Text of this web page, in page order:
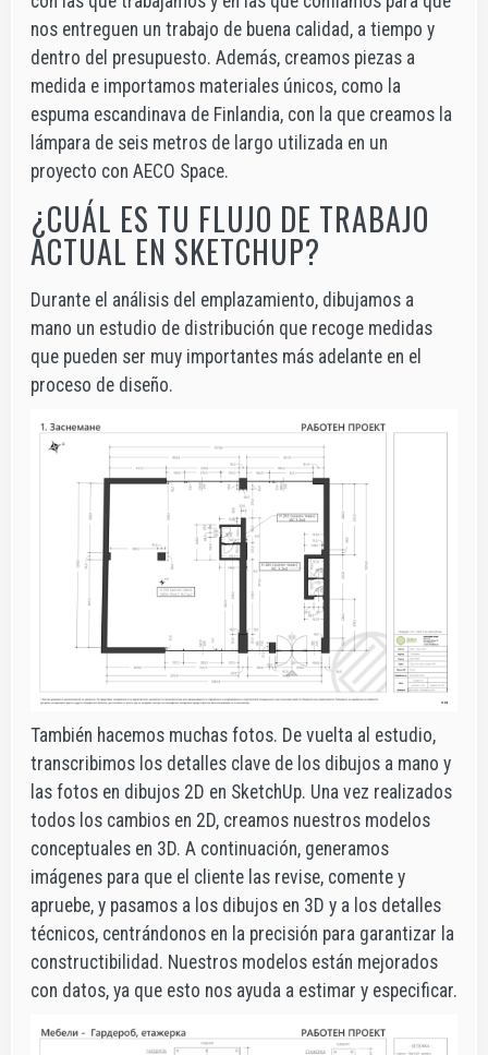
nos entreguen un trabajo de buena calidad, a tiempo y
dentro del presupuesto. Además, creamos piezas a
medida e importamos materiales únicos, como la
espuma escandinava de Finlandia, con la que creamos la
lámpara de seis metros de largo utilizada en un
proyecto con AECO Space.
¿CUÁL ES TU FLUJO DE TRABAJO
ACTUAL EN SKETCHUP?
Durante el análisis del emplazamiento, dibujamos a
mano un estudio de distribución que recoge medidas
que pueden ser muy importantes más adelante en el
proceso de diseño.
También hacemos muchas fotos. De vuelta al estudio,
transcribimos los detalles clave de los dibujos a mano y
las fotos en dibujos 2D en SketchUp. Una vez realizados
todos los cambios en 2D, creamos nuestros modelos
conceptuales en 3D. A continuación, generamos
imágenes para que el cliente las revise, comente y
apruebe, y pasamos a los dibujos en 3D y a los detalles
técnicos, centrándonos en la precisión para garantizar la
constructibilidad. Nuestros modelos están mejorados
con datos, ya que esto nos ayuda a estimar y especificar.